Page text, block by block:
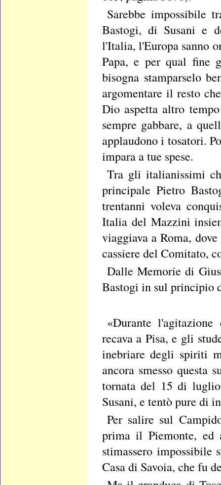
Sarebbe impossibile
Bastogi, di Susani e
l'Italia, l'Europa sanno
Papa, e per qual fine
bisogna stamparselo
argomentare il resto
Dio aspetta altro
sempre gabbare, a
applaudono i tosatori.
impara a tue spese.
Tra gli italianissimi
principale Pietro
trentanni voleva
Italia del Mazzini
viaggiava a Roma,
cassiere del Comitato,
Dalle Memorie di
Bastogi in sul principio
«Durante
recava a Pisa, e gli
inebriare degli spiriti
ancora smesso questa
tornata del 15 di
Susani, e tentò pure di
Per salire sul
prima il Piemonte, ed
stimassero impossibile
Casa di Savoia, che fu